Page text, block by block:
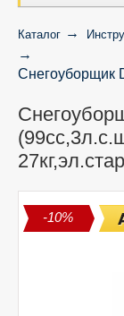
Каталог
Снегоуборщик
SnowCrusher)
-10%